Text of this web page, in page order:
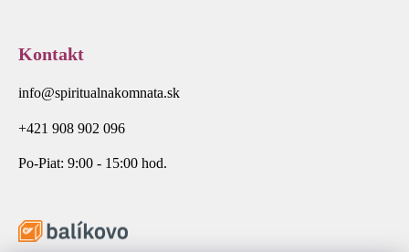
Kontakt
info@spiritualnakomnata.sk
+421 908 902 096
Po-Piat: 9:00 - 15:00 hod.